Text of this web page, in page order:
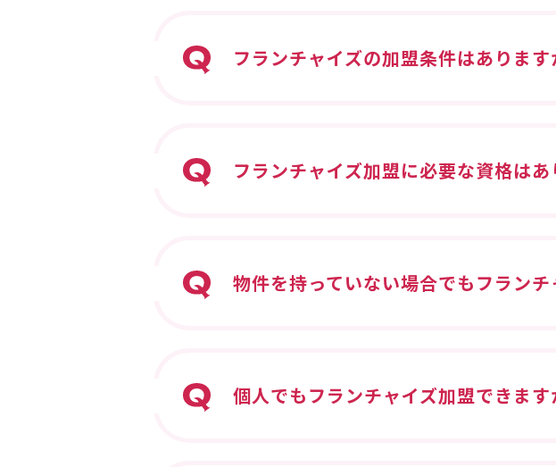
フランチャイズの加盟条件はあります
フランチャイズ加盟に必要な資格はあ
物件を持っていない場合でもフラン
個人でもフランチャイズ加盟できます